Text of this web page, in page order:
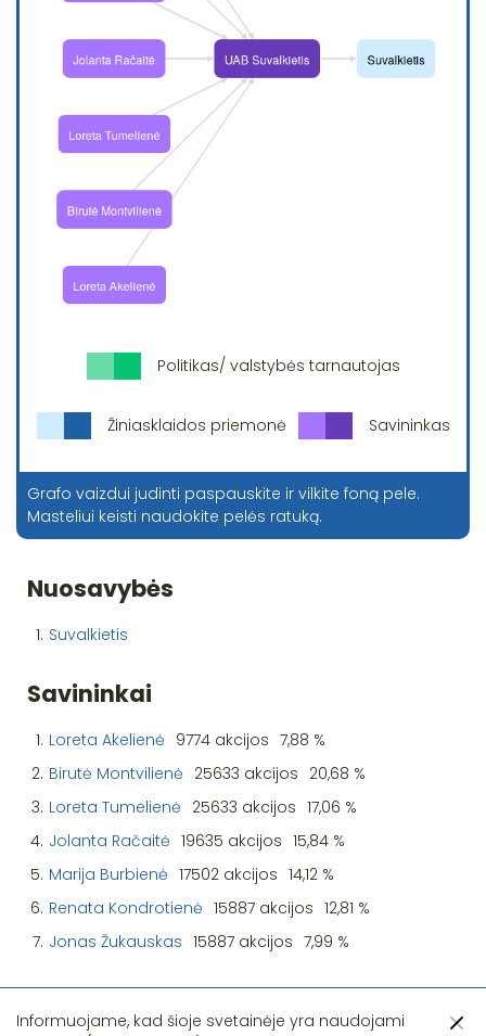
Politikas/ valstybės tarnautojas
Žiniasklaidos priemonė Savininkas
Grafo vaizdui judinti paspauskite ir vilkite foną pele.
Masteliui keisti naudokite pelės ratuką.
Nuosavybės
1. Suvalkietis
Savininkai
1. Loreta Akelienė 9774 akcijos 7,88 %
2. Birutė Montvilienė 25633 akcijos 20,68 %
3. Loreta Tumelienė 25633 akcijos 17,06 %
4. Jolanta Račaitė 19635 akcijos 15,84 %
5. Marija Burbienė 17502 akcijos 14,12 %
6. Renata Kondrotienė 15887 akcijos 12,81 %
7. Jonas Žukauskas 15887 akcijos 7,99 %
Informuojame, kad šioje svetainėje yra naudojami